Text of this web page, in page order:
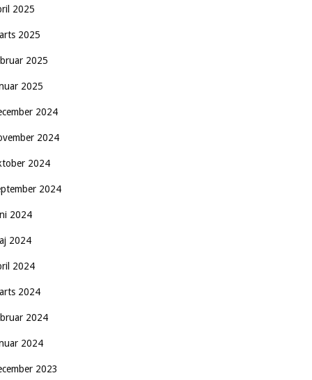
2025
2025
2025
2025
2024
2024
2024
2024
2024
2024
2024
2024
2024
2024
2023